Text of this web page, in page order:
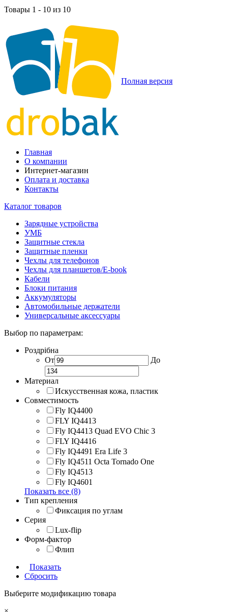
Товары 1 - 10 из 10
Полная версия
Главная
О компании
Интернет-магазин
Оплата и доставка
Контакты
Каталог товаров
Зарядные устройства
УМБ
Защитные стекла
Защитные пленки
Чехлы для телефонов
Чехлы для планшетов/E-book
Кабели
Блоки питания
Аккумуляторы
Автомобильные держатели
Универсальные аксессуары
Выбор по параметрам:
Роздрібна
От
До
Материал
Искусственная кожа, пластик
Совместимость
Fly IQ4400
FLY IQ4413
Fly IQ4413 Quad EVO Chic 3
FLY IQ4416
Fly IQ4491 Era Life 3
Fly IQ4511 Octa Tornado One
Fly IQ4513
Fly IQ4601
Показать все (8)
Тип крепления
Фиксация по углам
Серия
Lux-flip
Форм-фактор
Флип
Показать
Сбросить
Выберите модификацию товара